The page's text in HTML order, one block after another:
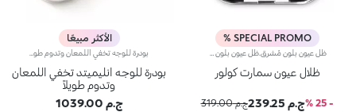
SPECIAL PROMO %
ظلال عيون سمارت كولور
- 25 % ج.م 239.25
ج.م 319.00
الأكثر مبيعًا
بودرة للوجه انليميتد تخفي اللمعان
وتدوم طويلاً
ج.م 1039.00